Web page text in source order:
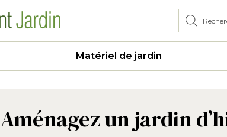
Matériel de jardin
Aménagez un jardin